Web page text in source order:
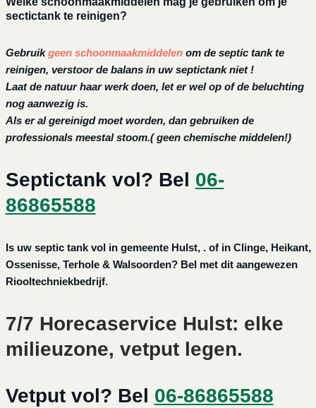
sectictank te reinigen?
Gebruikgeen schoonmaakmiddelen om de septic tank te
reinigen, verstoor de balans in uw septictank niet !
Laat de natuur haar werk doen, let er wel op of de beluchting
nog aanwezig is.
Als er al gereinigd moet worden, dan gebruiken de
professionals meestal stoom.( geen chemische middelen!)
Septictank vol? Bel 06-
86865588
Is uw septic tank vol in gemeente Hulst, . of in Clinge, Heikant,
Ossenisse, Terhole & Walsoorden? Bel met dit aangewezen
Riooltechniekbedrijf.
7/7 Horecaservice Hulst: elke
milieuzone, vetput legen.
Vetput vol? Bel 06-86865588